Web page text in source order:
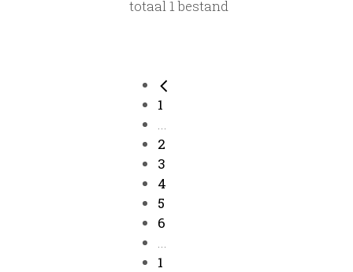
totaal 1 bestand
1
...
2
3
4
5
6
...
1